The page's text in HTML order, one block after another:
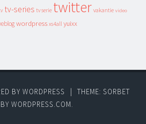
tv-series tv serie twitter vakantie video
wordpress xs4all yuixx
BY WORDPRESS
THEME: SORBET
BY WORDPRESS.COM.